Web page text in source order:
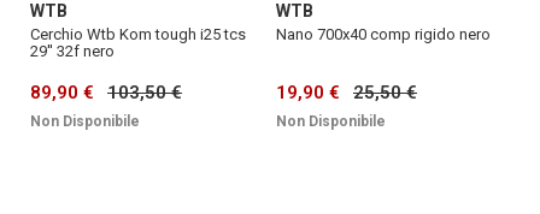
WTB
Cerchio Wtb Kom tough i25 tcs
29'' 32f nero
89,90 € 103,50 €
Non Disponibile
WTB
Nano 700x40 comp rigido nero
19,90 € 25,50 €
Non Disponibile